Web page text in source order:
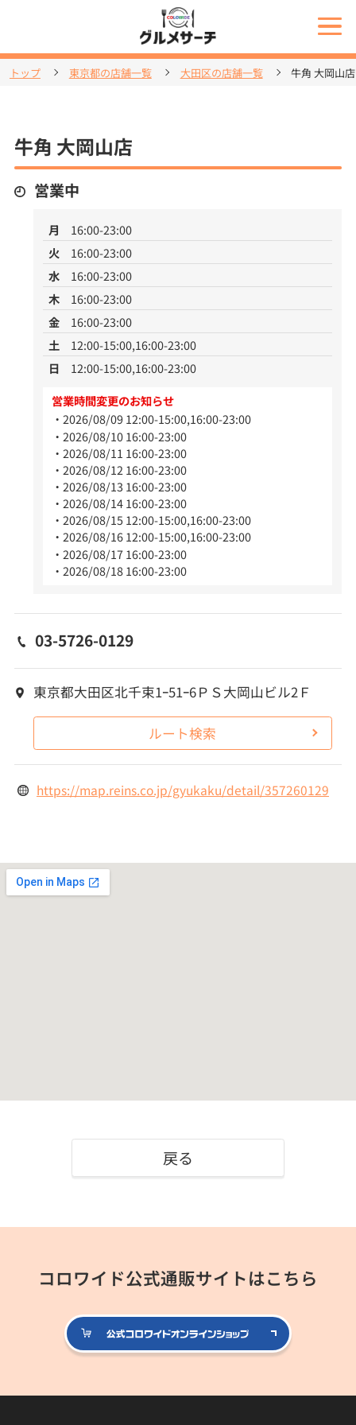
トップ 東京都の店舗一覧 大田区の店舗一覧 牛角 大岡山店
牛角 大岡山店
営業中
月
16:00-23:00
火
16:00-23:00
水
16:00-23:00
木
16:00-23:00
金
16:00-23:00
土
12:00-15:00,16:00-23:00
日
12:00-15:00,16:00-23:00
営業時間変更のお知らせ
2026/08/09 12:00-15:00,16:00-23:00
2026/08/10 16:00-23:00
2026/08/11 16:00-23:00
2026/08/12 16:00-23:00
2026/08/13 16:00-23:00
2026/08/14 16:00-23:00
2026/08/15 12:00-15:00,16:00-23:00
2026/08/16 12:00-15:00,16:00-23:00
2026/08/17 16:00-23:00
2026/08/18 16:00-23:00
03-5726-0129
東京都大田区北千束1ｰ51ｰ6ＰＳ大岡山ビル2Ｆ
ルート検索
https://map.reins.co.jp/gyukaku/detail/357260129
戻る
コロワイド公式通販サイトはこちら
公式コロ